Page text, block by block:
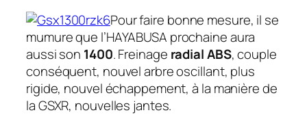
Pour faire bonne mesure, il se
mumure que l’HAYABUSA prochaine aura
aussi son 1400. Freinage radial ABS, couple
conséquent, nouvel arbre oscillant, plus
rigide, nouvel échappement, à la manière de
la GSXR, nouvelles jantes.